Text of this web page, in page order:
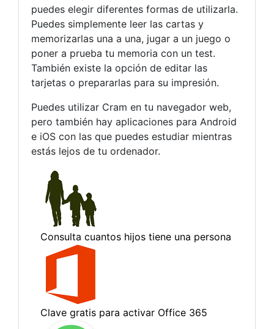
puedes elegir diferentes formas de utilizarla.
Puedes simplemente leer las cartas y
memorizarlas una a una, jugar a un juego o
poner a prueba tu memoria con un test.
También existe la opción de editar las
tarjetas o prepararlas para su impresión.
Puedes utilizar Cram en tu navegador web,
pero también hay aplicaciones para Android
e iOS con las que puedes estudiar mientras
estás lejos de tu ordenador.